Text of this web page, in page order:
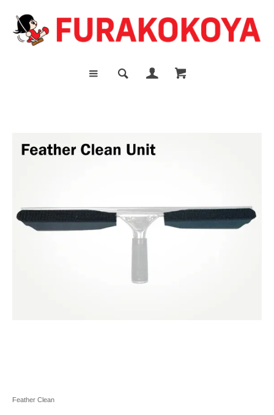
Feather Clean